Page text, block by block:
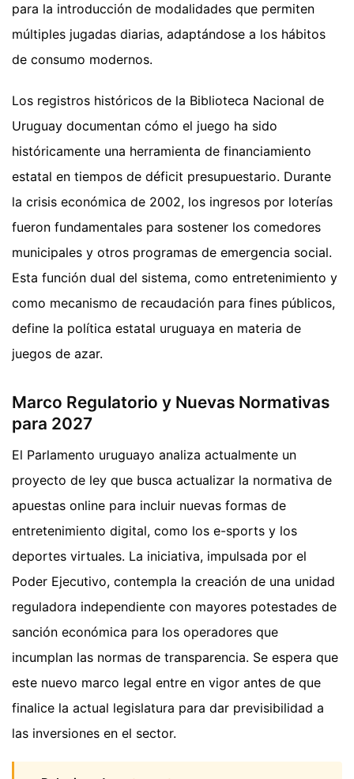
para la introducción de modalidades que permiten
múltiples jugadas diarias, adaptándose a los hábitos
de consumo modernos.
Los registros históricos de la Biblioteca Nacional de
Uruguay documentan cómo el juego ha sido
históricamente una herramienta de financiamiento
estatal en tiempos de déficit presupuestario. Durante
la crisis económica de 2002, los ingresos por loterías
fueron fundamentales para sostener los comedores
municipales y otros programas de emergencia social.
Esta función dual del sistema, como entretenimiento y
como mecanismo de recaudación para fines públicos,
define la política estatal uruguaya en materia de
juegos de azar.
Marco Regulatorio y Nuevas Normativas
para 2027
El Parlamento uruguayo analiza actualmente un
proyecto de ley que busca actualizar la normativa de
apuestas online para incluir nuevas formas de
entretenimiento digital, como los e-sports y los
deportes virtuales. La iniciativa, impulsada por el
Poder Ejecutivo, contempla la creación de una unidad
reguladora independiente con mayores potestades de
sanción económica para los operadores que
incumplan las normas de transparencia. Se espera que
este nuevo marco legal entre en vigor antes de que
finalice la actual legislatura para dar previsibilidad a
las inversiones en el sector.